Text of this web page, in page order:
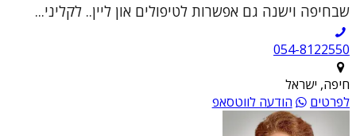
שבחיפה וישנה גם אפשרות לטיפולים און ליין.. לקליני...
054-8122550
חיפה, ישראל
לפרטים
הודעה לווטסאפ